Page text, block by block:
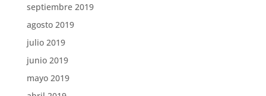
septiembre 2019
agosto 2019
julio 2019
junio 2019
mayo 2019